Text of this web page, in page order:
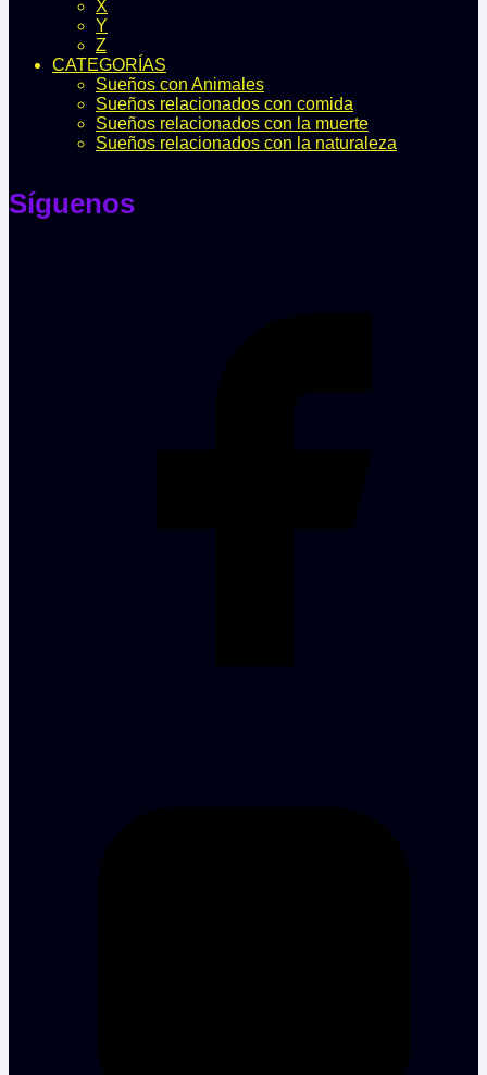
X
Y
Z
CATEGORÍAS
Sueños con Animales
Sueños relacionados con comida
Sueños relacionados con la muerte
Sueños relacionados con la naturaleza
Síguenos